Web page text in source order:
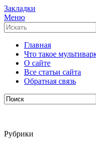
Закладки
Меню
Главная
Что такое
О сайте
Все статьи сайта
Обратная связь
Рубрики